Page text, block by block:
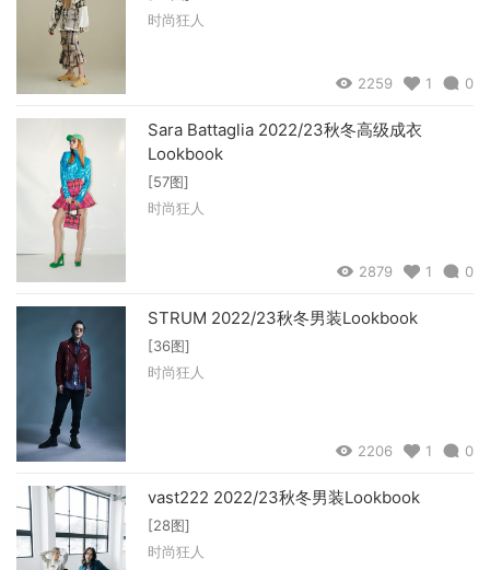
时尚狂人
2259 1 0
Sara Battaglia 2022/23秋冬高级成衣
Lookbook
[57图]
时尚狂人
2879 1 0
STRUM 2022/23秋冬男装Lookbook
[36图]
时尚狂人
2206 1 0
vast222 2022/23秋冬男装Lookbook
[28图]
时尚狂人